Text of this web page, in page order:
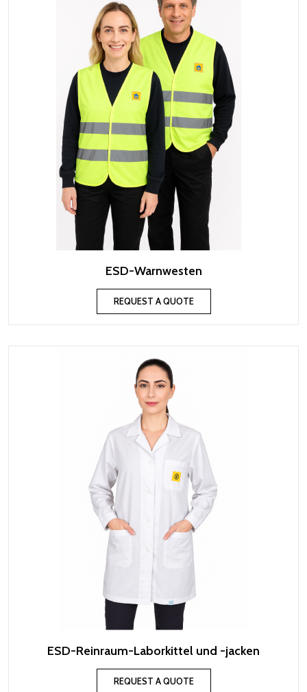
ESD-Warnwesten
REQUEST A QUOTE
ESD-Reinraum-Laborkittel und -jacken
REQUEST A QUOTE